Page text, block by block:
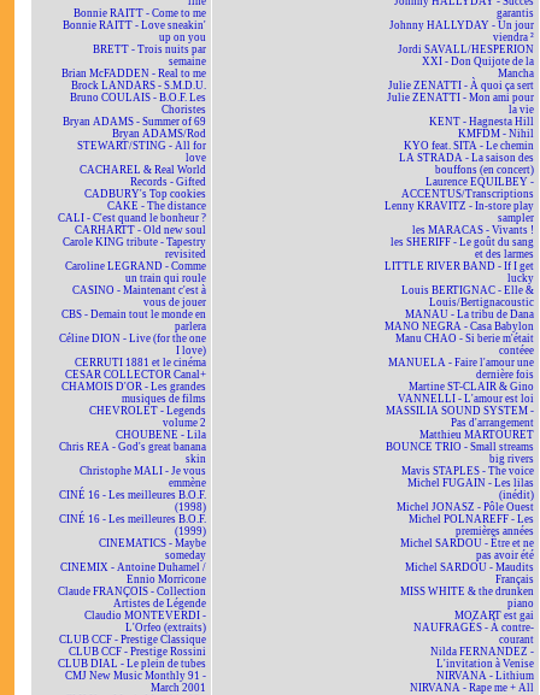
Bonnie RAITT - Come to me
Bonnie RAITT - Love sneakin'
up on you
BRETT - Trois nuits par
semaine
Brian McFADDEN - Real to me
Brock LANDARS - S.M.D.U.
Bruno COULAIS - B.O.F. Les
Choristes
Bryan ADAMS - Summer of 69
Bryan ADAMS/Rod
STEWART/STING - All for
love
CACHAREL & Real World
Records - Gifted
CADBURY's Top cookies
CAKE - The distance
CALI - C'est quand le bonheur ?
CARHARTT - Old new soul
Carole KING tribute - Tapestry
revisited
Caroline LEGRAND - Comme
un train qui roule
CASINO - Maintenant c'est à
vous de jouer
CBS - Demain tout le monde en
parlera
Céline DION - Live (for the one
I love)
CERRUTI 1881 et le cinéma
CESAR COLLECTOR Canal+
CHAMOIS D'OR - Les grandes
musiques de films
CHEVROLET - Legends
volume 2
CHOUBENE - Lila
Chris REA - God's great banana
skin
Christophe MALI - Je vous
emmène
CINÉ 16 - Les meilleures B.O.F.
(1998)
CINÉ 16 - Les meilleures B.O.F.
(1999)
CINEMATICS - Maybe
someday
CINEMIX - Antoine Duhamel /
Ennio Morricone
Claude FRANÇOIS - Collection
Artistes de Légende
Claudio MONTEVERDI -
L'Orfeo (extraits)
CLUB CCF - Prestige Classique
CLUB CCF - Prestige Rossini
CLUB DIAL - Le plein de tubes
CMJ New Music Monthly 91 -
March 2001
garantis
Johnny HALLYDAY - Un jour
viendra ²
Jordi SAVALL/HESPERION
XXI - Don Quijote de la
Mancha
Julie ZENATTI - À quoi ça sert
Julie ZENATTI - Mon ami pour
la vie
KENT - Hagnesta Hill
KMFDM - Nihil
KYO feat. SITA - Le chemin
LA STRADA - La saison des
bouffons (en concert)
Laurence EQUILBEY -
ACCENTUS/Transcriptions
Lenny KRAVITZ - In-store play
sampler
les MARACAS - Vivants !
les SHERIFF - Le goût du sang
et des larmes
LITTLE RIVER BAND - If I get
lucky
Louis BERTIGNAC - Elle &
Louis/Bertignacoustic
MANAU - La tribu de Dana
MANO NEGRA - Casa Babylon
Manu CHAO - Si berie m'était
contéee
MANUELA - Faire l'amour une
dernière fois
Martine ST-CLAIR & Gino
VANNELLI - L'amour est loi
MASSILIA SOUND SYSTEM -
Pas d'arrangement
Matthieu MARTOURET
BOUNCE TRIO - Small streams
big rivers
Mavis STAPLES - The voice
Michel FUGAIN - Les lilas
(inédit)
Michel JONASZ - Pôle Ouest
Michel POLNAREFF - Les
premières années
Michel SARDOU - Être et ne
pas avoir été
Michel SARDOU - Maudits
Français
MISS WHITE & the drunken
piano
MOZART est gai
NAUFRAGÉS - À contre-
courant
Nilda FERNANDEZ -
L'invitation à Venise
NIRVANA - Lithium
NIRVANA - Rape me + All